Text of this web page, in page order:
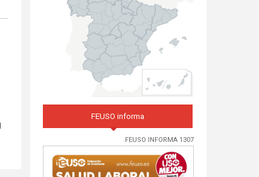
FEUSO informa
FEUSO INFORMA 1307